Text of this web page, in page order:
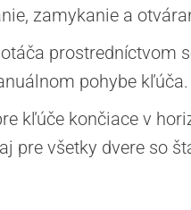
zamykanie a
prostredníctvom
pohybe kľúča.
kľúče končiace v
pre všetky dvere so